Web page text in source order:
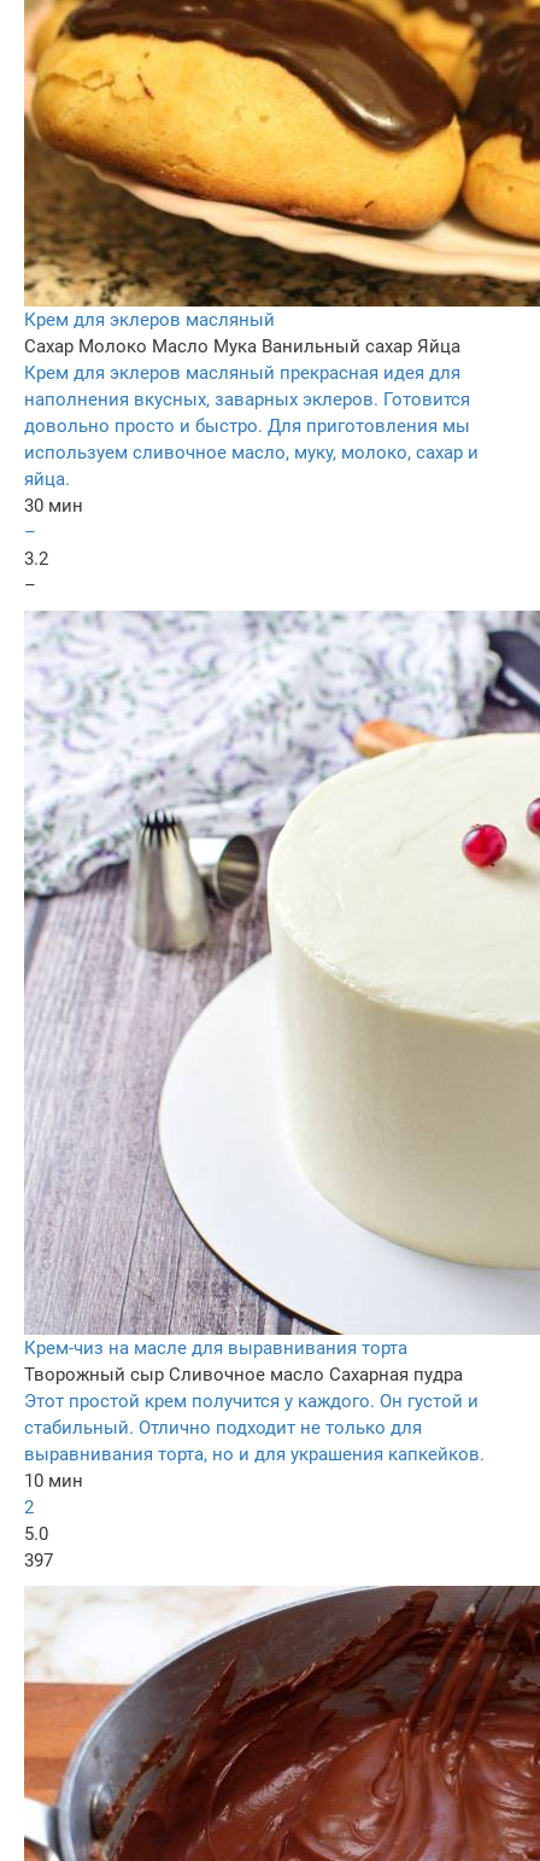
Крем для эклеров масляный
Сахар Молоко Масло Мука Ванильный сахар Яйца
Крем для эклеров масляный прекрасная идея для
наполнения вкусных, заварных эклеров. Готовится
довольно просто и быстро. Для приготовления мы
используем сливочное масло, муку, молоко, сахар и
яйца.
30 мин
–
3.2
–
Крем-чиз на масле для выравнивания торта
Творожный сыр Сливочное масло Сахарная пудра
Этот простой крем получится у каждого. Он густой и
стабильный. Отлично подходит не только для
выравнивания торта, но и для украшения капкейков.
10 мин
2
5.0
397